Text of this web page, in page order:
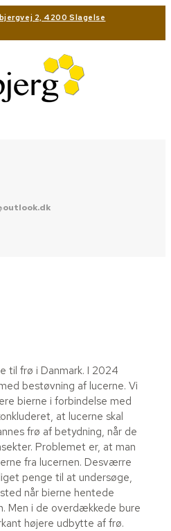
2, 4200 Slagelse
til frø i Danmark. I 2024
bestøvning af lucerne. Vi
bierne i forbindelse med
at lucerne skal
frø af betydning, når de
Problemet er, at man
fra lucernen. Desværre
penge til at undersøge,
når bierne hentede
Men i de overdækkede bure
højere udbytte af frø.